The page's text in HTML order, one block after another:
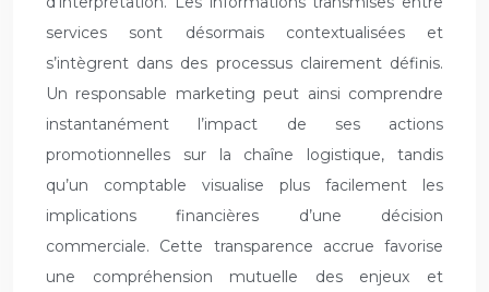
services sont désormais contextualisées et
s’intègrent dans des processus clairement définis.
Un responsable marketing peut ainsi comprendre
instantanément l’impact de ses actions
promotionnelles sur la chaîne logistique, tandis
qu’un comptable visualise plus facilement les
implications financières d’une décision
commerciale. Cette transparence accrue favorise
une compréhension mutuelle des enjeux et